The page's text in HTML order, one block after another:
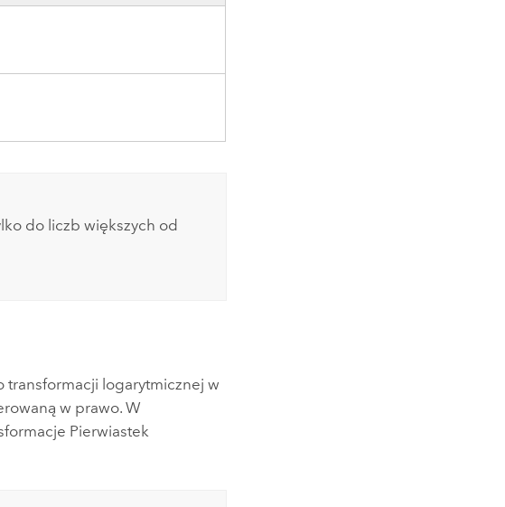
do liczb większych od
transformacji logarytmicznej w
w prawo. W
Pierwiastek